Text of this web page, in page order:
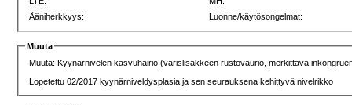
Ääniherkkyys:
Luonne/käytösongelmat:
Muuta
Muuta: Kyynärnivelen kasvuhäiriö (varislisäkkeen rustovaurio, merkittävä
Lopetettu 02/2017 kyynärniveldysplasia ja sen seurauksena kehittyvä nivelrikko